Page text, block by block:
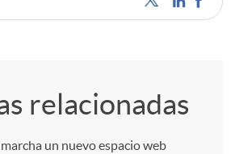
relacionadas
un nuevo espacio web